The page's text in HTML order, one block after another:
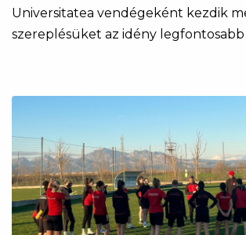
Universitatea vendégeként kezdik
szereplésüket az idény legfontosabb